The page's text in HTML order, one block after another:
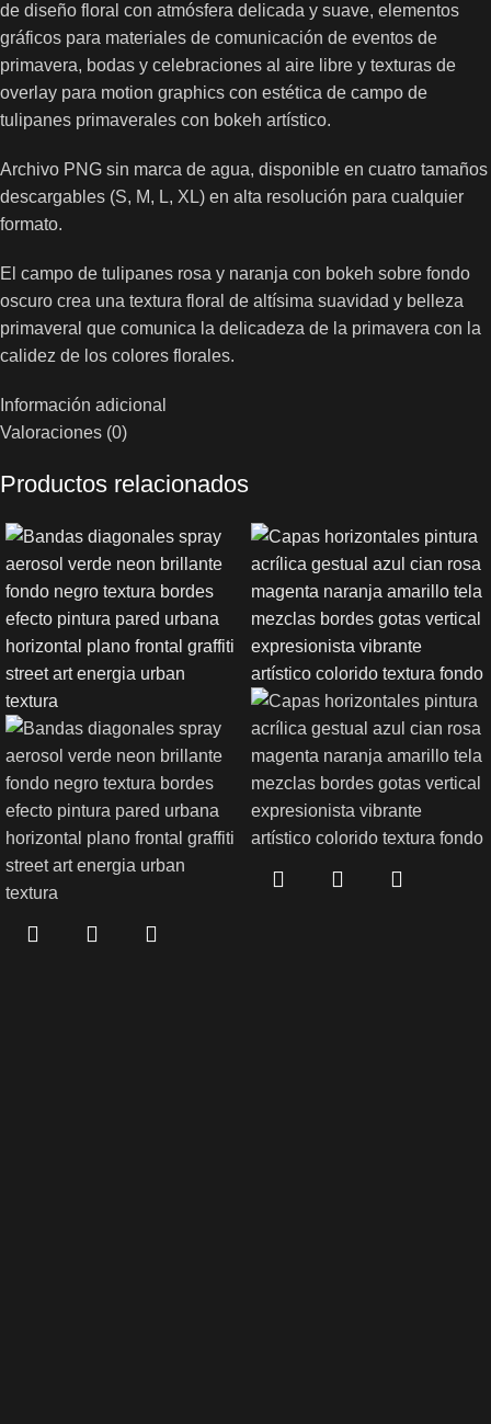
de diseño floral con atmósfera delicada y suave, elementos
gráficos para materiales de comunicación de eventos de
primavera, bodas y celebraciones al aire libre y texturas de
overlay para motion graphics con estética de campo de
tulipanes primaverales con bokeh artístico.
Archivo PNG sin marca de agua, disponible en cuatro tamaños
descargables (S, M, L, XL) en alta resolución para cualquier
formato.
El campo de tulipanes rosa y naranja con bokeh sobre fondo
oscuro crea una textura floral de altísima suavidad y belleza
primaveral que comunica la delicadeza de la primavera con la
calidez de los colores florales.
Información adicional
Valoraciones (0)
Productos relacionados